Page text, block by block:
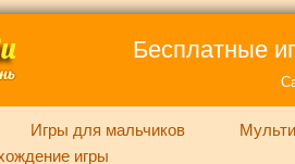
Бесплатные
Игры для мальчиков
игры